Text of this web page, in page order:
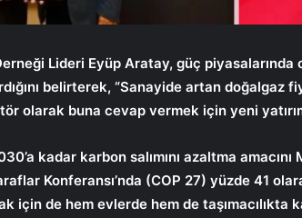
Lideri Eyüp Aratay, güç
belirterek, “Sanayide artan doğalgaz
olarak buna cevap vermek için yeni
kadar karbon salımını azaltma
Konferansı’nda (COP 27) yüzde 41
için de hem evlerde hem de taşımacılıkta